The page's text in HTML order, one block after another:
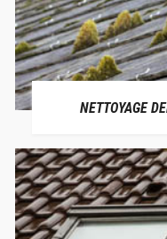
NETTOYAGE